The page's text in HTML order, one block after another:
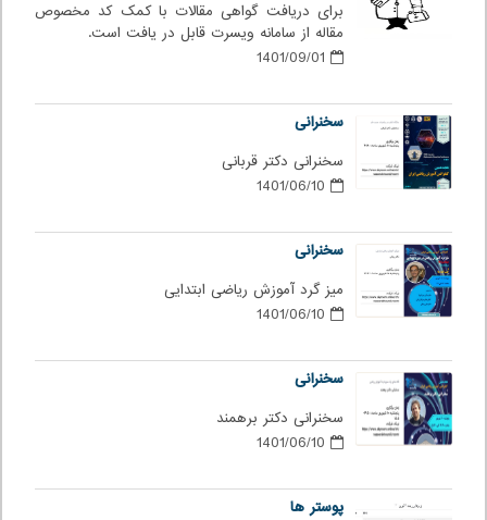
برای دریافت گواهی مقالات با کمک کد مخصوص
مقاله از سامانه ویسرت قابل در یافت است.
سخنرانی
سخنرانی دکتر قربانی
سخنرانی
میز گرد آموزش ریاضی ابتدایی
سخنرانی
سخنرانی دکتر برهمند
پوستر ها